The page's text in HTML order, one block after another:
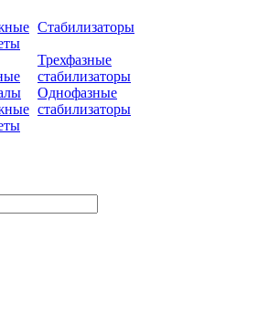
Стабилизаторы
Трехфазные
стабилизаторы
Однофазные
стабилизаторы